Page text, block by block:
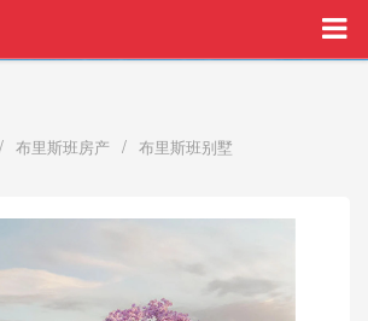
服务，助您安心购房
/ 布里斯班房产 / 布里斯班别墅